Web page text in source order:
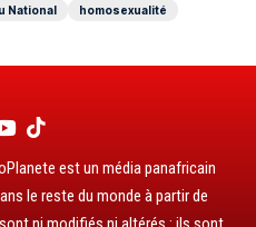
National homosexualité
est un média panafricain
le reste du monde à partir de